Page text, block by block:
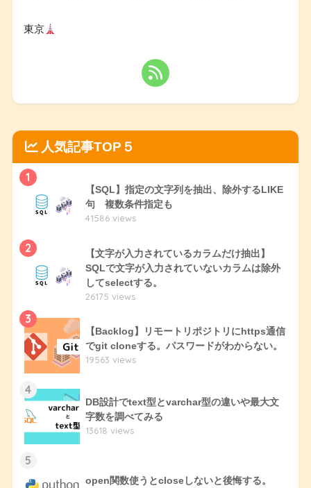
東京
人気記事TOP５
1
【SQL】指定の文字列を抽出、除外するLIKE
句 複数条件指定も
41586 views
2
【文字が入力されているカラムだけ抽出】
SQLで文字が入力されていないカラムは除外
してselectする。
26175 views
3
【Backlog】リモートリポジトリにhttps通信
でgit cloneする。パスワードがわからない。
19563 views
4
DB設計でtext型とvarchar型の違いや最大文
字数を調べてみる
13618 views
5
open関数使うとcloseしないと後悔する。